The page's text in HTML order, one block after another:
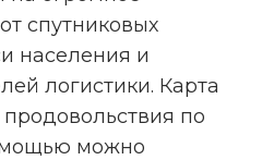
спутниковых
населения и
логистики. Карта
по
можно